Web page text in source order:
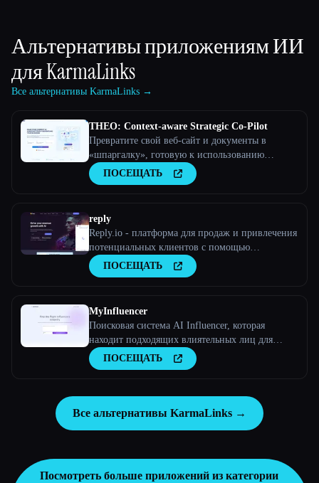
Альтернативы приложениям ИИ
дляKarmaLinks
Все альтернативы KarmaLinks →
THEO: Context-aware Strategic Co-Pilot
Превратите свой веб-сайт и документы в
«шпаргалку», готовую к использованию
искусственного интеллекта, и ваш помощник
по искусственному интеллекту станет
ПОСЕЩАТЬ
reply
Reply.io - платформа для продаж и привлечения
потенциальных клиентов с помощью
искусственного интеллекта
ПОСЕЩАТЬ
MyInfluencer
Поисковая система AI Influencer, которая
находит подходящих влиятельных лиц для
любого бизнеса
ПОСЕЩАТЬ
Все альтернативы KarmaLinks →
Посмотреть больше приложений из категории